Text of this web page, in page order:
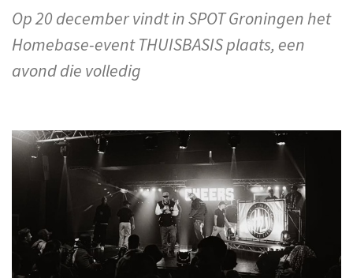
Op 20 december vindt in SPOT Groningen het
Homebase-event THUISBASIS plaats, een
avond die volledig